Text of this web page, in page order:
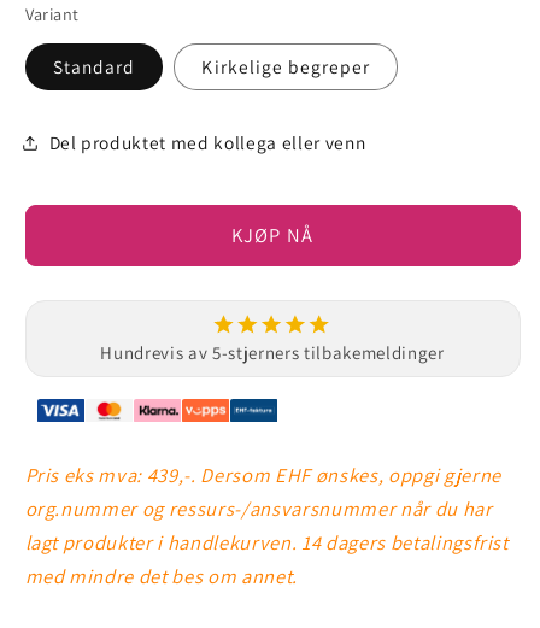
for
SnakkesmykkeSnakkesmykke
Variant
Standard Kirkelige begreper
Del produktet med kollega eller venn
KJØP NÅ
Hundrevis av 5-stjerners tilbakemeldinger
Pris eks mva: 439,-. Dersom EHF ønskes, oppgi gjerne
org.nummer og ressurs-/ansvarsnummer når du har
lagt produkter i handlekurven. 14 dagers betalingsfrist
med mindre det bes om annet.